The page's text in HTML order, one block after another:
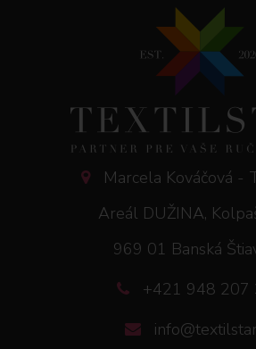
Marcela Kováčová -
Areál DUŽINA,
969 01 Banská
+421 948 207